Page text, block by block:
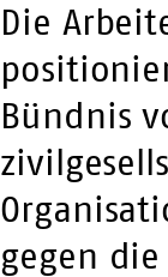
Die
Bündnis
gegen